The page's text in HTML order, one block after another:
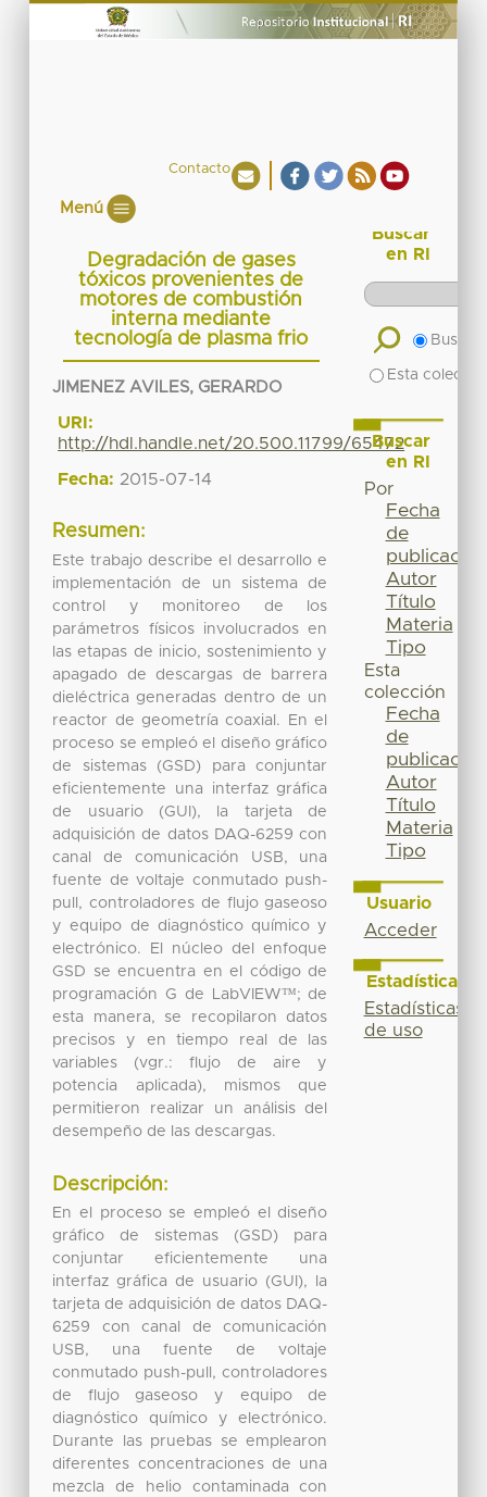
Contacto
Menú
Degradación de gases
tóxicos provenientes de
motores de combustión
interna mediante
tecnología de plasma frio
JIMENEZ AVILES, GERARDO
URI:
http://hdl.handle.net/20.500.11799/65472
Fecha: 2015-07-14
Resumen:
Este trabajo describe el desarrollo e
implementación de un sistema de
control y monitoreo de los
parámetros físicos involucrados en
las etapas de inicio, sostenimiento y
apagado de descargas de barrera
dieléctrica generadas dentro de un
reactor de geometría coaxial. En el
proceso se empleó el diseño gráfico
de sistemas (GSD) para conjuntar
eficientemente una interfaz gráfica
de usuario (GUI), la tarjeta de
adquisición de datos DAQ-6259 con
canal de comunicación USB, una
fuente de voltaje conmutado push-
pull, controladores de flujo gaseoso
y equipo de diagnóstico químico y
electrónico. El núcleo del enfoque
GSD se encuentra en el código de
programación G de LabVIEW™; de
esta manera, se recopilaron datos
precisos y en tiempo real de las
variables (vgr.: flujo de aire y
potencia aplicada), mismos que
permitieron realizar un análisis del
desempeño de las descargas.
Descripción:
En el proceso se empleó el diseño
gráfico de sistemas (GSD) para
conjuntar eficientemente una
interfaz gráfica de usuario (GUI), la
tarjeta de adquisición de datos DAQ-
6259 con canal de comunicación
USB, una fuente de voltaje
conmutado push-pull, controladores
de flujo gaseoso y equipo de
diagnóstico químico y electrónico.
Durante las pruebas se emplearon
diferentes concentraciones de una
mezcla de helio contaminada con
Buscar
en RI
Buscar
Esta
Buscar
en RI
Por
Fecha
de
publicación
Autor
Título
Materia
Tipo
Esta
colección
Fecha
de
publicación
Autor
Título
Materia
Tipo
Usuario
Acceder
Estadísticas
Estadísticas
de uso